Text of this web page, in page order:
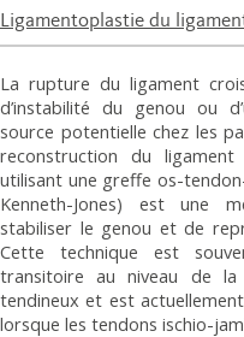
Ligamentoplastie du
La rupture du ligament
d’instabilité du genou ou
source potentielle chez les
reconstruction du
utilisant une greffe os-
Kenneth-Jones) est une
stabiliser le genou et de
Cette technique est
transitoire au niveau de
tendineux et est
lorsque les tendons ischio-